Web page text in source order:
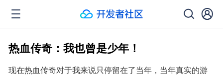
热血传奇：我也曾是少年！
现在热血传奇对于我来说只停留在了当年，当年真实的游